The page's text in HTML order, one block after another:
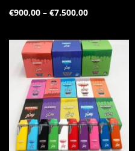
€900,00 – €7.500,00Preisspanne: